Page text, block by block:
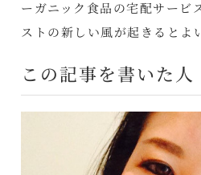
ーガニック食品の宅配サービ
ストの新しい風が起きるとよ
この記事を書いた人